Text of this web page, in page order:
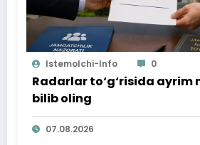
Istemolchi-Info 0
Radarlar to‘g‘risida ayrim
bilib oling
07.08.2026